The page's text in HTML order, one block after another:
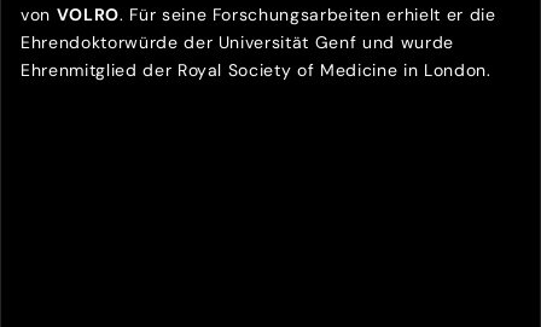
von VOLRO. Für seine Forschungsarbeiten erhielt er die
Ehrendoktorwürde der Universität Genf und wurde
Ehrenmitglied der Royal Society of Medicine in London.